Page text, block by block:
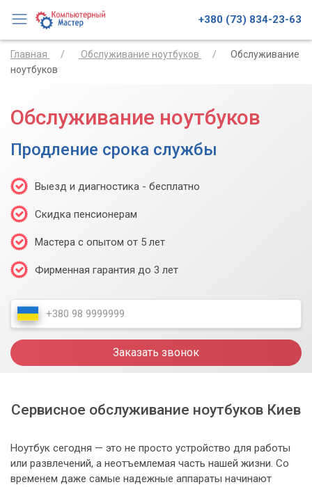
+380 (73) 834-23-63
Главная Обслуживание ноутбуков
Обслуживание
ноутбуков
Обслуживание ноутбуков
Продление срока службы
Выезд и диагностика - бесплатно
Скидка пенсионерам
Мастера с опытом от 5 лет
Фирменная гарантия до 3 лет
Заказать звонок
Сервисное обслуживание ноутбуков Киев
Ноутбук сегодня — это не просто устройство для работы
или развлечений, а неотъемлемая часть нашей жизни. Со
временем даже самые надежные аппараты начинают